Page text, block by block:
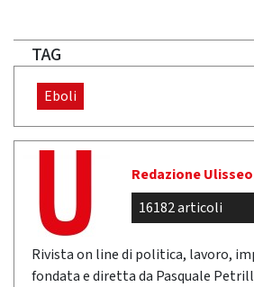
TAG
Eboli
Redazione
16182 articoli
Rivista on line di politica, lavoro,
fondata e diretta da Pasquale